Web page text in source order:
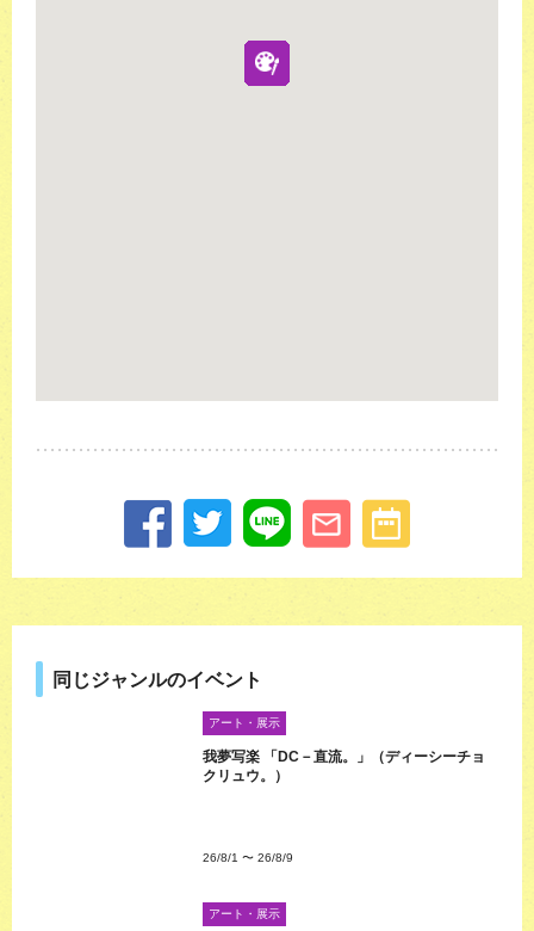
同じジャンルのイベント
アート・展示
我夢写楽 「DC－直流。」（ディーシーチョ
クリュウ。）
26/8/1 〜 26/8/9
アート・展示